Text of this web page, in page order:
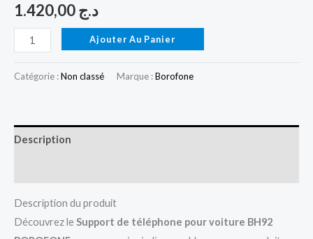
د.ج
Ajouter Au Panier
Catégorie :Non classé Marque :Borofone
Description
Description du produit
Découvrez leSupport de téléphone pour voiture BH92